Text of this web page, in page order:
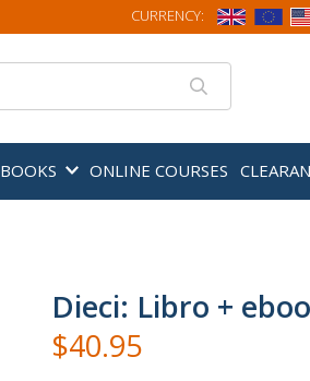
CURRENCY:
BOOKS ONLINE COURSES
Dieci: Libro +
$40.95